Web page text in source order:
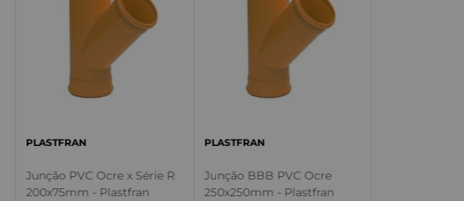
PLASTFRAN
Junção PVC Ocre x Série R
200x75mm - Plastfran
PLASTFRAN
Junção BBB PVC Ocre
250x250mm - Plastfran